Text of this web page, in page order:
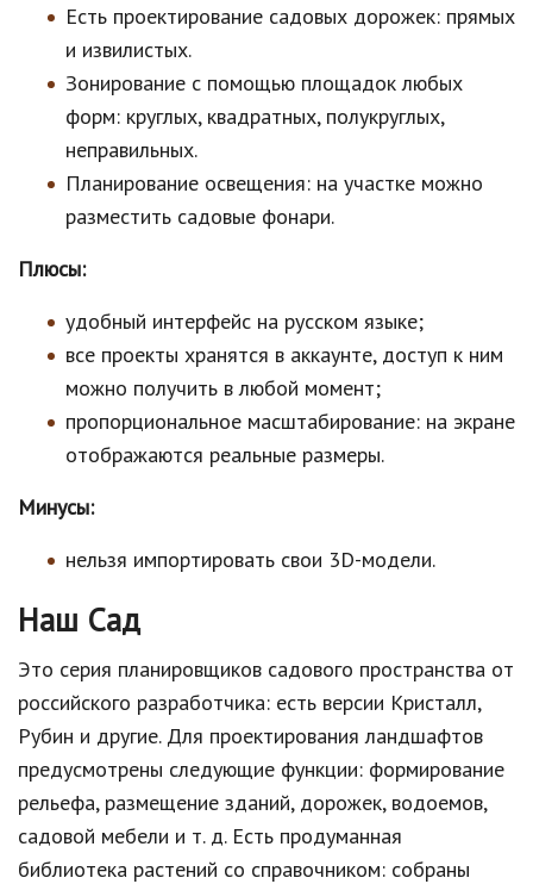
Есть проектирование садовых дорожек: прямых
и извилистых.
Зонирование с помощью площадок любых
форм: круглых, квадратных, полукруглых,
неправильных.
Планирование освещения: на участке можно
разместить садовые фонари.
Плюсы:
удобный интерфейс на русском языке;
все проекты хранятся в аккаунте, доступ к ним
можно получить в любой момент;
пропорциональное масштабирование: на экране
отображаются реальные размеры.
Минусы:
нельзя импортировать свои 3D-модели.
Наш Сад
Это серия планировщиков садового пространства от
российского разработчика: есть версии Кристалл,
Рубин и другие. Для проектирования ландшафтов
предусмотрены следующие функции: формирование
рельефа, размещение зданий, дорожек, водоемов,
садовой мебели и т. д. Есть продуманная
библиотека растений со справочником: собраны